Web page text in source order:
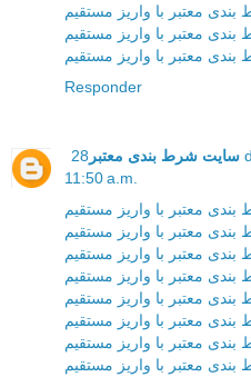
معتبر با واریز مستقیم
معتبر با واریز مستقیم
معتبر با واریز مستقیم
Responder
سایت شرط بندی معتبر 28 de marzo de 2021 a las
11:50 a.m.
معتبر با واریز مستقیم
معتبر با واریز مستقیم
معتبر با واریز مستقیم
معتبر با واریز مستقیم
معتبر با واریز مستقیم
معتبر با واریز مستقیم
معتبر با واریز مستقیم
معتبر با واریز مستقیم